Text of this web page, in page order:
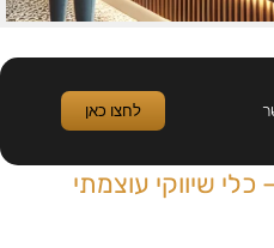
לחצו כאן
שיווקי עוצמתי